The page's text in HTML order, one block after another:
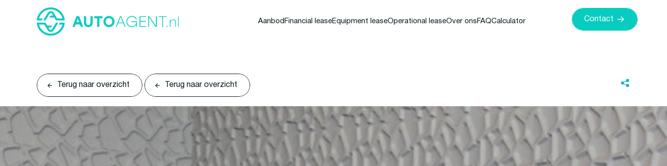
Aanbod Financial leaseEquipment leaseOperational leaseOver ons FAQCalculator Contact
Terug naar overzicht Terug naar overzicht